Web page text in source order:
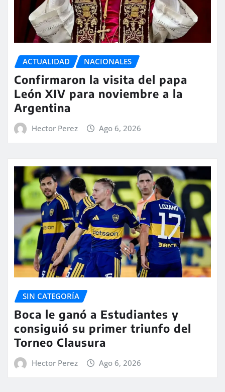
ACTUALIDAD NACIONALES
Confirmaron la visita del papa
León XIV para noviembre a la
Argentina
Hector Perez Ago 6, 2026
SIN CATEGORÍA
Boca le ganó a Estudiantes y
consiguió su primer triunfo del
Torneo Clausura
Hector Perez Ago 6, 2026